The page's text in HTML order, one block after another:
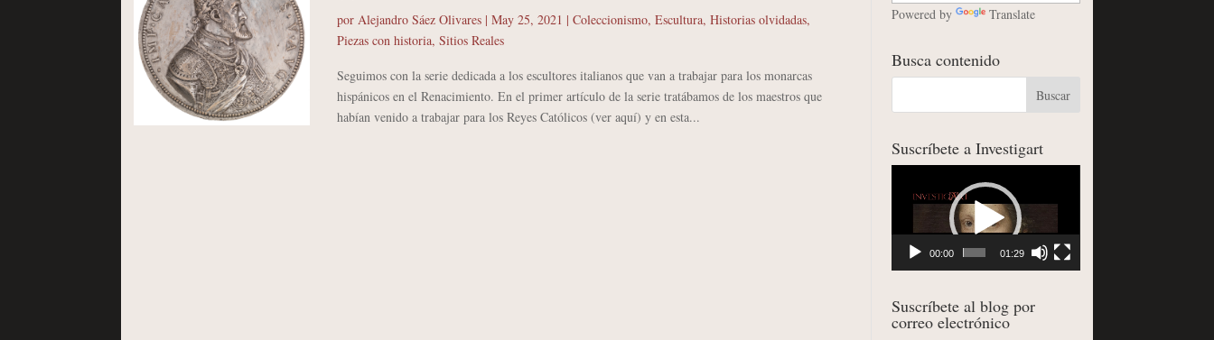
por Alejandro Sáez Olivares| May 25, 2021 | Coleccionismo, Escultura, Historias olvidadas,
Piezas con historia, Sitios Reales
Seguimos con la serie dedicada a los escultores italianos que van a trabajar para los monarcas
hispánicos en el Renacimiento. En el primer artículo de la serie tratábamos de los maestros que
habían venido a trabajar para los Reyes Católicos (ver aquí) y en esta...
Powered by Translate
Busca contenido
Suscríbete a Investigart
00:00 01:29
Suscríbete al blog por
correo electrónico